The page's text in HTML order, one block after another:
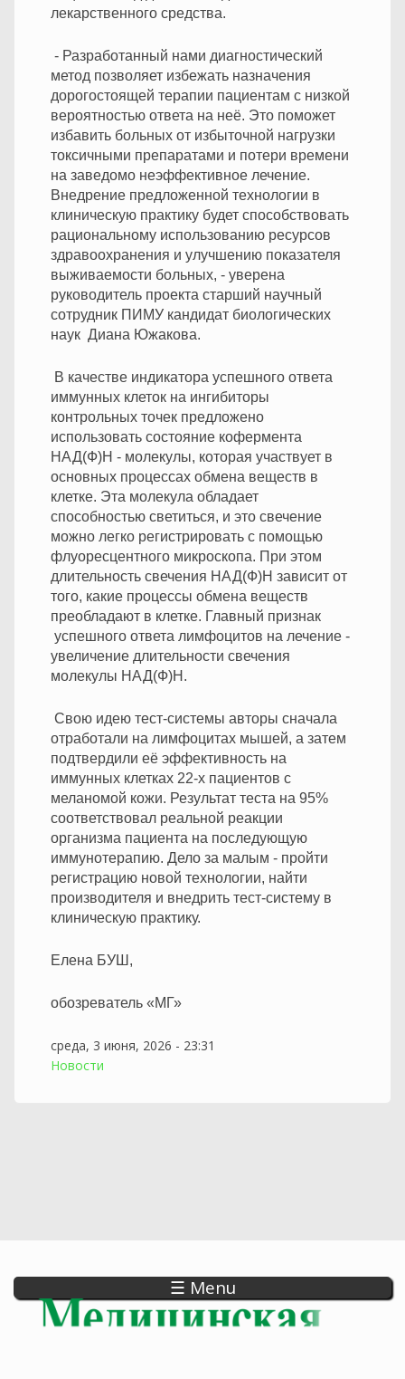
лекарственного средства.
- Разработанный нами диагностический
метод позволяет избежать назначения
дорогостоящей терапии пациентам с низкой
вероятностью ответа на неё. Это поможет
избавить больных от избыточной нагрузки
токсичными препаратами и потери времени
на заведомо неэффективное лечение.
Внедрение предложенной технологии в
клиническую практику будет способствовать
рациональному использованию ресурсов
здравоохранения и улучшению показателя
выживаемости больных, - уверена
руководитель проекта старший научный
сотрудник ПИМУ кандидат биологических
наук Диана Южакова.
В качестве индикатора успешного ответа
иммунных клеток на ингибиторы
контрольных точек предложено
использовать состояние кофермента
НАД(Ф)H - молекулы, которая участвует в
основных процессах обмена веществ в
клетке. Эта молекула обладает
способностью светиться, и это свечение
можно легко регистрировать с помощью
флуоресцентного микроскопа. При этом
длительность свечения НАД(Ф)Н зависит от
того, какие процессы обмена веществ
преобладают в клетке. Главный признак
успешного ответа лимфоцитов на лечение -
увеличение длительности свечения
молекулы НАД(Ф)H.
Свою идею тест-системы авторы сначала
отработали на лимфоцитах мышей, а затем
подтвердили её эффективность на
иммунных клетках 22-х пациентов с
меланомой кожи. Результат теста на 95%
соответствовал реальной реакции
организма пациента на последующую
иммунотерапию. Дело за малым - пройти
регистрацию новой технологии, найти
производителя и внедрить тест-систему в
клиническую практику.
Елена БУШ,
обозреватель «МГ»
среда, 3 июня, 2026 - 23:31
Новости
☰ Menu